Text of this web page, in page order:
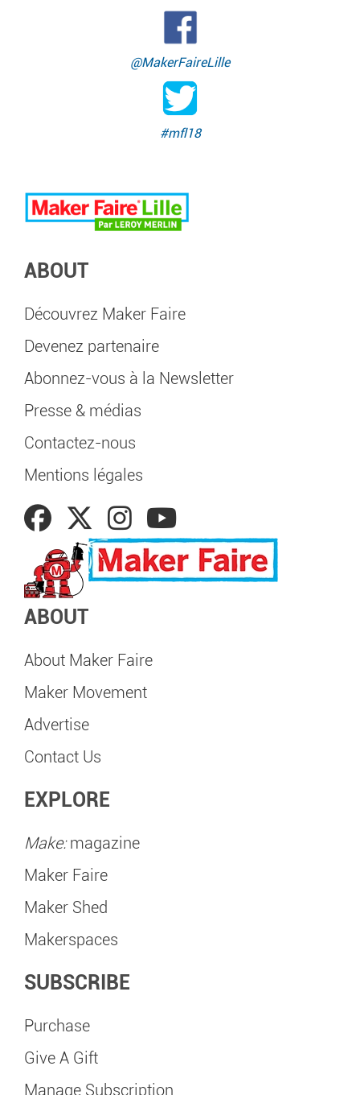
@MakerFaireLille
#mfl18
ABOUT
Découvrez Maker Faire
Devenez partenaire
Abonnez-vous à la Newsletter
Presse & médias
Contactez-nous
Mentions légales
ABOUT
About Maker Faire
Maker Movement
Advertise
Contact Us
EXPLORE
Make:magazine
Maker Faire
Maker Shed
Makerspaces
SUBSCRIBE
Purchase
Give A Gift
Manage Subscription